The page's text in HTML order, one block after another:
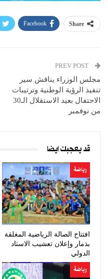
Share
Facebook
مجلس الوزراء يناقش سير
تنفيذ الرؤية الوطنية وترتيبات
الاحتفال بعيد الاستقلال الـ30
من نوفمبر
قد يعجبك ايضا
رياضة
افتتاح الصالة الرياضية المغلقة
بذمار وإعلان تعشيب الاستاد
الدولي
رياضة